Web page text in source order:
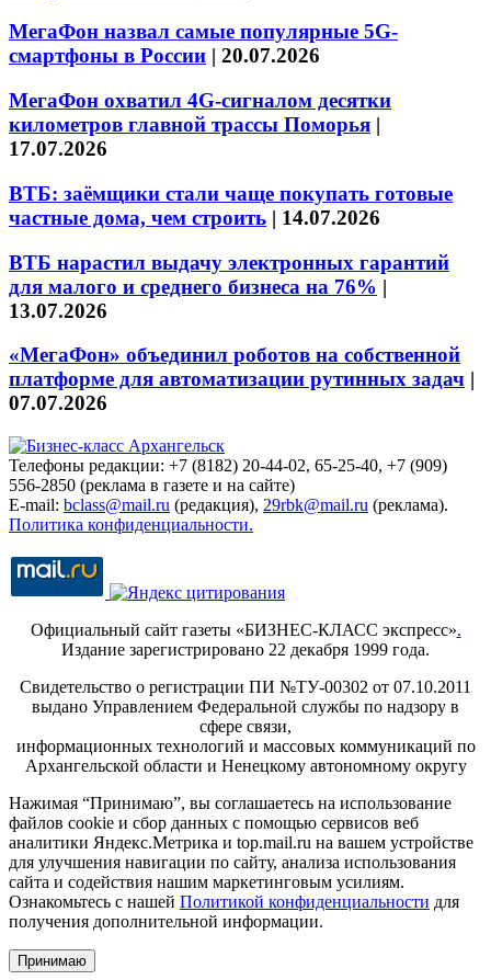
МегаФон назвал самые популярные 5G-
смартфоны в России | 20.07.2026
МегаФон охватил 4G-сигналом десятки
километров главной трассы Поморья |
17.07.2026
ВТБ: заёмщики стали чаще покупать готовые
частные дома, чем строить | 14.07.2026
ВТБ нарастил выдачу электронных гарантий
для малого и среднего бизнеса на 76% |
13.07.2026
«МегаФон» объединил роботов на собственной
платформе для автоматизации рутинных задач |
07.07.2026
Телефоны редакции: +7 (8182) 20-44-02, 65-25-40, +7 (909)
556-2850 (реклама в газете и на сайте)
E-mail: bclass@mail.ru (редакция), 29rbk@mail.ru (реклама).
Политика конфиденциальности.
Официальный сайт газеты «БИЗНЕС-КЛАСС экспресс».
Издание зарегистрировано 22 декабря 1999 года.
Свидетельство о регистрации ПИ №ТУ-00302 от 07.10.2011
выдано Управлением Федеральной службы по надзору в
сфере связи,
информационных технологий и массовых коммуникаций по
Архангельской области и Ненецкому автономному округу
Нажимая “Принимаю”, вы соглашаетесь на использование
файлов cookie и сбор данных с помощью сервисов веб
аналитики Яндекс.Метрика и top.mail.ru на вашем устройстве
для улучшения навигации по сайту, анализа использования
сайта и содействия нашим маркетинговым усилиям.
Ознакомьтесь с нашей Политикой конфиденциальности для
получения дополнительной информации.
Принимаю